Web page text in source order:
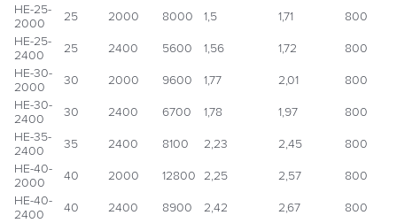
НЕ-25-
2000
25 2000 8000 1,5 1,71
800
НЕ-25-
2400
25 2400 5600 1,56 1,72
800
НЕ-30-
2000
30 2000 9600 1,77 2,01
800
НЕ-30-
2400
30 2400 6700 1,78 1,97
800
НЕ-35-
2400
35 2400 8100 2,23 2,45
800
НЕ-40-
2000
40 2000 12800 2,25 2,57
800
НЕ-40-
2400
40 2400 8900 2,42 2,67
800